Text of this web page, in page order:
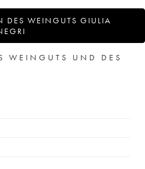
DES WEINGUTS GIULIA
WEINGUTS UND DES